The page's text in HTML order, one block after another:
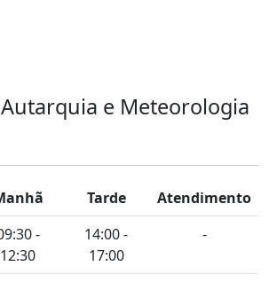
e Meteorologia
Tarde
Atendimento
-
12:30
14:00 -
17:00
-